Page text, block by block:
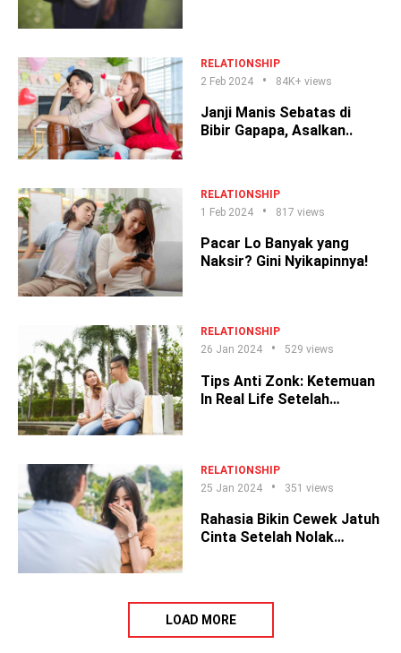
RELATIONSHIP
2 Feb 2024
84K+ views
Janji Manis Sebatas di
Bibir Gapapa, Asalkan..
RELATIONSHIP
1 Feb 2024
817 views
Pacar Lo Banyak yang
Naksir? Gini Nyikapinnya!
RELATIONSHIP
26 Jan 2024
529 views
Tips Anti Zonk: Ketemuan
In Real Life Setelah
RELATIONSHIP
25 Jan 2024
351 views
Rahasia Bikin Cewek Jatuh
Cinta Setelah Nolak
LOAD MORE